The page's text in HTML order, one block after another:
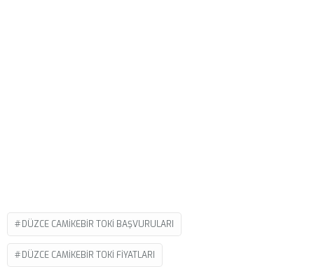
DÜZCE CAMIKEBIR TOKI BAŞVURULARI
DÜZCE CAMIKEBIR TOKI FIYATLARI